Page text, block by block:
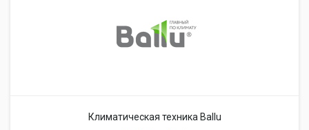
Климатическая техника Ballu